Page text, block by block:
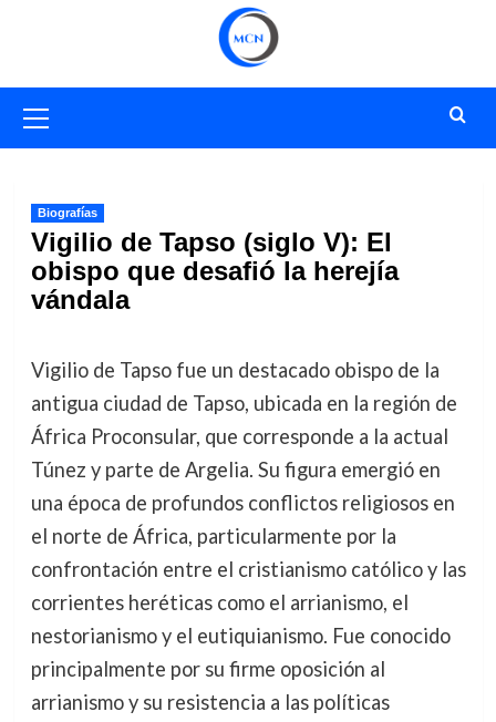
primario
Biografías
Vigilio de Tapso (siglo V): El
obispo que desafió la herejía
vándala
Vigilio de Tapso fue un destacado obispo de la
antigua ciudad de Tapso, ubicada en la región de
África Proconsular, que corresponde a la actual
Túnez y parte de Argelia. Su figura emergió en
una época de profundos conflictos religiosos en
el norte de África, particularmente por la
confrontación entre el cristianismo católico y las
corrientes heréticas como el arrianismo, el
nestorianismo y el eutiquianismo. Fue conocido
principalmente por su firme oposición al
arrianismo y su resistencia a las políticas